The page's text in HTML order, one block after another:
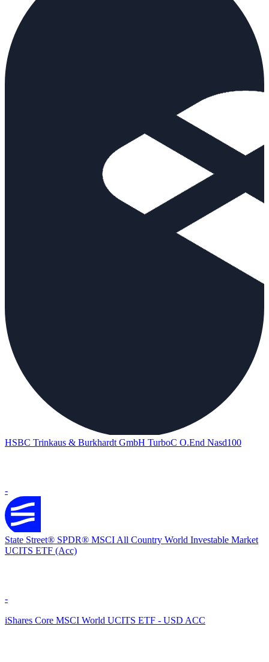
HSBC Trinkaus & Burkhardt GmbH TurboC O.End Nasd100
-
State Street® SPDR® MSCI All Country World Investable Market
UCITS ETF (Acc)
-
iShares Core MSCI World UCITS ETF - USD ACC